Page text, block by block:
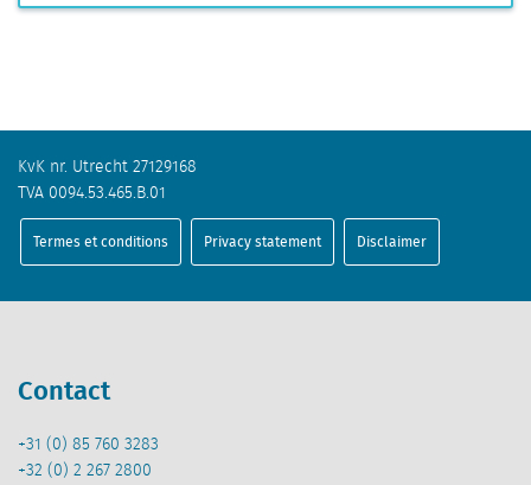
KvK nr. Utrecht 27129168
TVA 0094.53.465.B.01
Termes et conditions Privacy statement Disclaimer
Contact
+31 (0) 85 760 3283
+32 (0) 2 267 2800